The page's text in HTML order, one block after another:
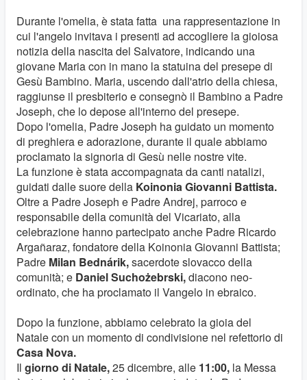
Durante l'omelia, è stata fatta una rappresentazione in
cui l'angelo invitava i presenti ad accogliere la gioiosa
notizia della nascita del Salvatore, indicando una
giovane Maria con in mano la statuina del presepe di
Gesù Bambino. Maria, uscendo dall'atrio della chiesa,
raggiunse il presbiterio e consegnò il Bambino a Padre
Joseph, che lo depose all'interno del presepe.
Dopo l'omelia, Padre Joseph ha guidato un momento
di preghiera e adorazione, durante il quale abbiamo
proclamato la signoria di Gesù nelle nostre vite.
La funzione è stata accompagnata da canti natalizi,
guidati dalle suore della Koinonia Giovanni Battista.
Oltre a Padre Joseph e Padre Andrej, parroco e
responsabile della comunità del Vicariato, alla
celebrazione hanno partecipato anche Padre Ricardo
Argañaraz, fondatore della Koinonia Giovanni Battista;
Padre Milan Bednárik,sacerdote slovacco della
comunità; e Daniel Suchożebrski,diacono neo-
ordinato, che ha proclamato il Vangelo in ebraico.
Dopo la funzione, abbiamo celebrato la gioia del
Natale con un momento di condivisione nel refettorio di
Casa Nova.
Il giorno di Natale,25 dicembre, alle 11:00, la Messa